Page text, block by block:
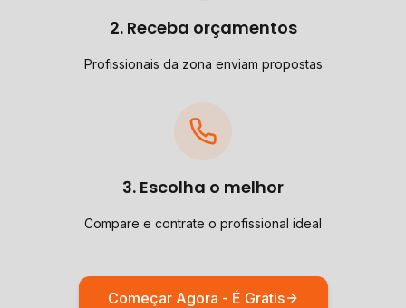
2. Receba orçamentos
Profissionais da zona enviam propostas
3. Escolha o melhor
Compare e contrate o profissional ideal
Começar Agora - É Grátis